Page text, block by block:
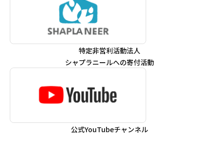
特定非営利活動法人
シャプラニールへの寄付活動
公式YouTubeチャンネル